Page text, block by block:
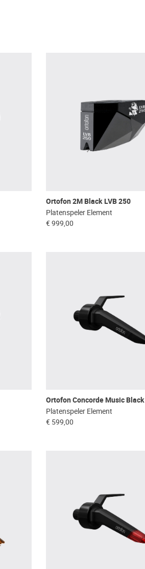
Ortofon 2M Black LVB 250
Platenspeler Element
€ 999,00
Ortofon Concorde Music Black
Platenspeler Element
€ 599,00